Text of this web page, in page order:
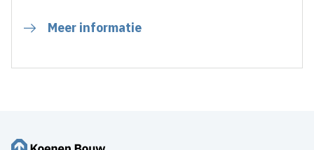
Meer informatie